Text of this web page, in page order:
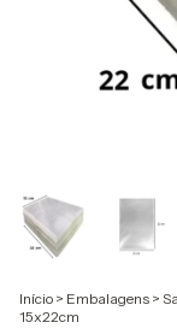
Início > Embalagens >
15x22cm